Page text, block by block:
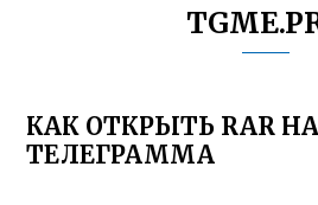
КАК ОТКРЫТЬ RAR НА
ТЕЛЕГРАММА